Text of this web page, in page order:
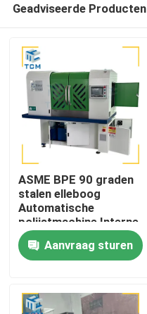
Huis
Producten
Over ons
Fabriekstocht
Geadviseerde Producten
ASME BPE 90 graden
stalen elleboog
Automatische
polijstmachine Interne
PLC
Aanvraag sturen